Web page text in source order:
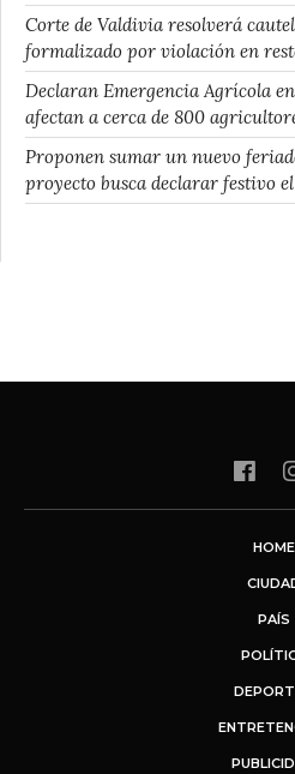
Corte de Valdivia resolverá
formalizado por violación en
Declaran Emergencia Agrícola
afectan a cerca de 800
Proponen sumar un nuevo
proyecto busca declarar festivo el
HOME
PAÍS